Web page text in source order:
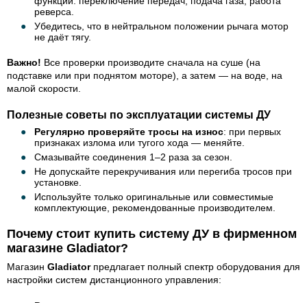
реверса.
Убедитесь, что в нейтральном положении рычага мотор
не даёт тягу.
Важно! Все проверки производите сначала на суше (на
подставке или при поднятом моторе), а затем — на воде, на
малой скорости.
Полезные советы по эксплуатации системы ДУ
Регулярно проверяйте тросы на износ: при первых
признаках излома или тугого хода — меняйте.
Смазывайте соединения 1–2 раза за сезон.
Не допускайте перекручивания или перегиба тросов при
установке.
Используйте только оригинальные или совместимые
комплектующие, рекомендованные производителем.
Почему стоит купить систему ДУ в фирменном
магазине Gladiator?
Магазин Gladiatorпредлагает полный спектр оборудования для
настройки систем дистанционного управления: